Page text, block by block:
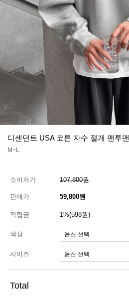
디센던트 USA 코튼 자수 절개 맨투맨
M~L
소비자가 107,800원
판매가 59,800원
적립금 1%(598원)
색상
사이즈